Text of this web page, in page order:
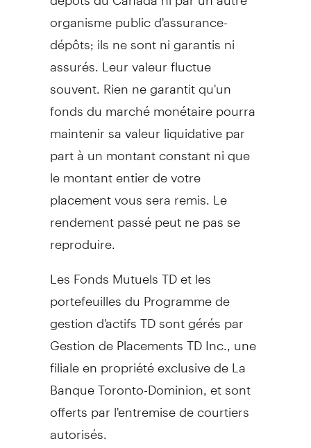
organisme public d'assurance-
dépôts; ils ne sont ni garantis ni
assurés. Leur valeur fluctue
souvent. Rien ne garantit qu'un
fonds du marché monétaire pourra
maintenir sa valeur liquidative par
part à un montant constant ni que
le montant entier de votre
placement vous sera remis. Le
rendement passé peut ne pas se
reproduire.
Les Fonds Mutuels TD et les
portefeuilles du Programme de
gestion d'actifs TD sont gérés par
Gestion de Placements TD Inc., une
filiale en propriété exclusive de La
Banque Toronto-Dominion, et sont
offerts par l'entremise de courtiers
autorisés.